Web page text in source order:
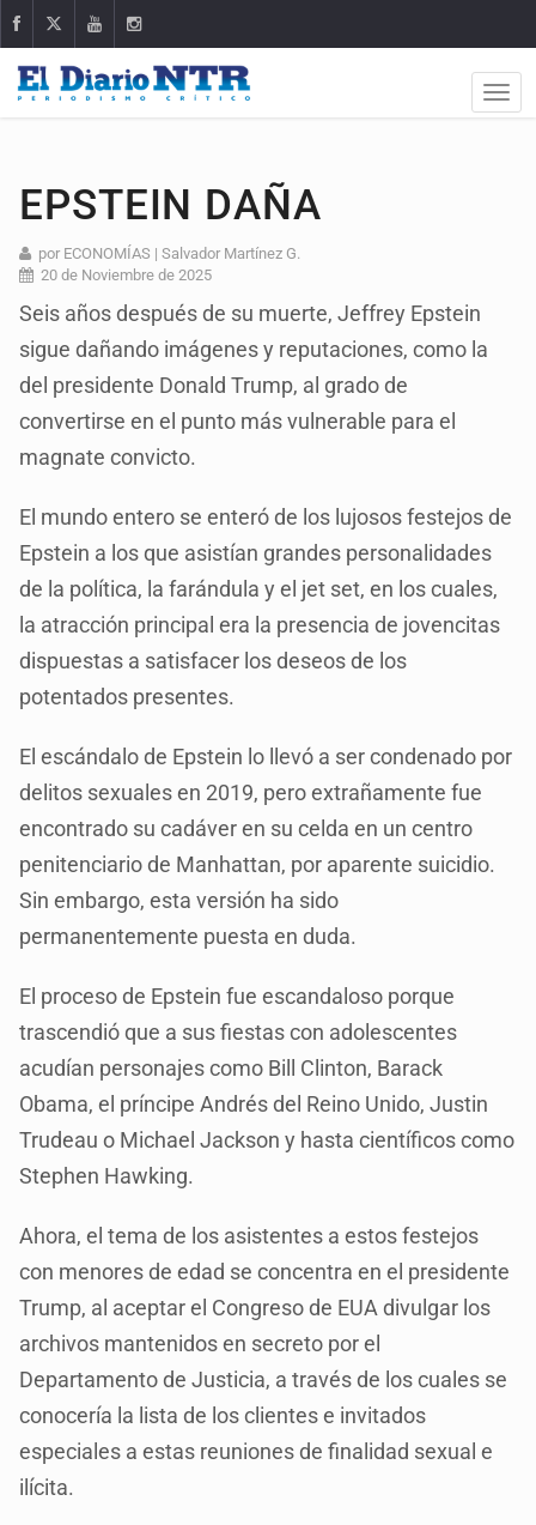
EPSTEIN DAÑA
por ECONOMÍAS | Salvador Martínez G.
20 de Noviembre de 2025
Seis años después de su muerte, Jeffrey Epstein
sigue dañando imágenes y reputaciones, como la
del presidente Donald Trump, al grado de
convertirse en el punto más vulnerable para el
magnate convicto.
El mundo entero se enteró de los lujosos festejos de
Epstein a los que asistían grandes personalidades
de la política, la farándula y el jet set, en los cuales,
la atracción principal era la presencia de jovencitas
dispuestas a satisfacer los deseos de los
potentados presentes.
El escándalo de Epstein lo llevó a ser condenado por
delitos sexuales en 2019, pero extrañamente fue
encontrado su cadáver en su celda en un centro
penitenciario de Manhattan, por aparente suicidio.
Sin embargo, esta versión ha sido
permanentemente puesta en duda.
El proceso de Epstein fue escandaloso porque
trascendió que a sus fiestas con adolescentes
acudían personajes como Bill Clinton, Barack
Obama, el príncipe Andrés del Reino Unido, Justin
Trudeau o Michael Jackson y hasta científicos como
Stephen Hawking.
Ahora, el tema de los asistentes a estos festejos
con menores de edad se concentra en el presidente
Trump, al aceptar el Congreso de EUA divulgar los
archivos mantenidos en secreto por el
Departamento de Justicia, a través de los cuales se
conocería la lista de los clientes e invitados
especiales a estas reuniones de finalidad sexual e
ilícita.